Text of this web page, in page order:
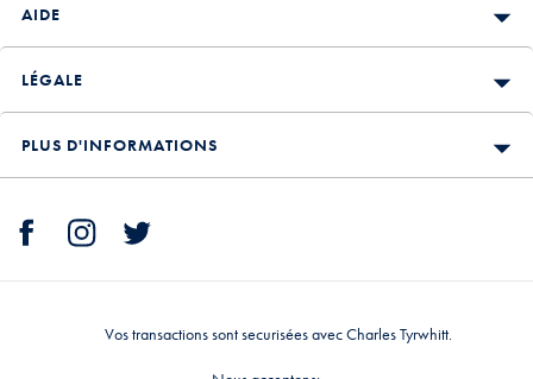
AIDE
LÉGALE
PLUS D'INFORMATIONS
Vos transactions sont securisées avec Charles Tyrwhitt.